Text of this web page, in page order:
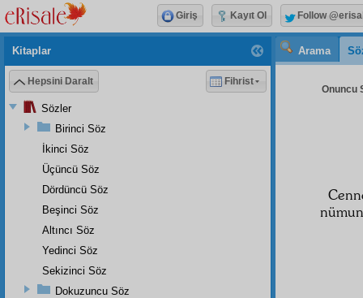
Arama
Onuncu
Kitaplar
Hepsini Daralt Fihrist
Sözler
Birinci Söz
İkinci Söz
Üçüncü Söz
Dördüncü Söz
Beşinci Söz
Altıncı Söz
Yedinci Söz
Sekizinci Söz
Dokuzuncu Söz
Giriş Kayıt Ol Follow